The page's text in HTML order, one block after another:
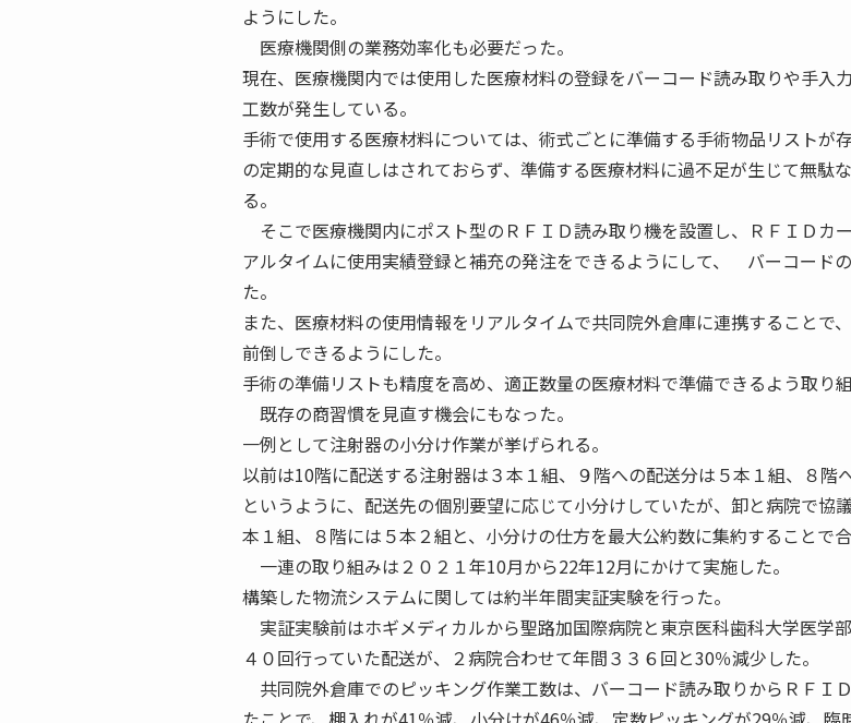
ようにした。
医療機関側の業務効率化も必要だった。
現在、医療機関内では使用した医療材料の登録をバーコード読み取りや手入
工数が発生している。
手術で使用する医療材料については、術式ごとに準備する手術物品リストが
の定期的な見直しはされておらず、準備する医療材料に過不足が生じて無駄
る。
そこで医療機関内にポスト型のＲＦＩＤ読み取り機を設置し、ＲＦＩＤカ
アルタイムに使用実績登録と補充の発注をできるようにして、 バーコード
た。
また、医療材料の使用情報をリアルタイムで共同院外倉庫に連携することで
前倒しできるようにした。
手術の準備リストも精度を高め、適正数量の医療材料で準備できるよう取り組
既存の商習慣を見直す機会にもなった。
一例として注射器の小分け作業が挙げられる。
以前は10階に配送する注射器は３本１組、９階への配送分は５本１組、８階
というように、配送先の個別要望に応じて小分けしていたが、卸と病院で協
本１組、８階には５本２組と、小分けの仕方を最大公約数に集約することで
一連の取り組みは２０２１年10月から22年12月にかけて実施した。
構築した物流システムに関しては約半年間実証実験を行った。
実証実験前はホギメディカルから聖路加国際病院と東京医科歯科大学医学
４０回行っていた配送が、２病院合わせて年間３３６回と30％減少した。
共同院外倉庫でのピッキング作業工数は、バーコード読み取りからＲＦＩ